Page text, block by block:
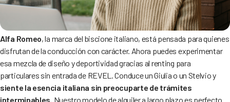
Alfa Romeo, la marca del biscione italiano, está pensada para quienes
disfrutan de la conducción con carácter. Ahora puedes experimentar
esa mezcla de diseño y deportividad gracias al renting para
particulares sin entrada de REVEL. Conduce un Giulia o un Stelvio y
siente la esencia italiana sin preocuparte de trámites
interminables. Nuestro modelo de alquiler a largo plazo es perfecto